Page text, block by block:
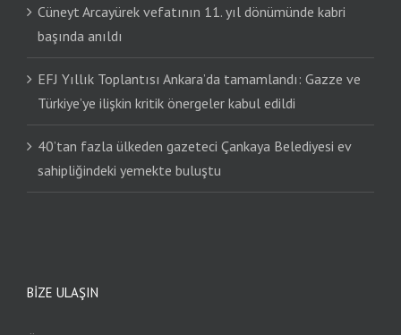
Cüneyt Arcayürek vefatının 11. yıl dönümünde kabri
başında anıldı
EFJ Yıllık Toplantısı Ankara’da tamamlandı: Gazze ve
Türkiye’ye ilişkin kritik önergeler kabul edildi
40’tan fazla ülkeden gazeteci Çankaya Belediyesi ev
sahipliğindeki yemekte buluştu
BIZE ULAŞIN